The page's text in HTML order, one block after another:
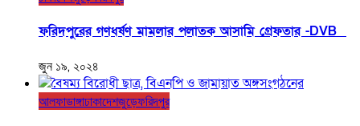
ফরিদপুরের গণধর্ষণ মামলার পলাতক আসামি গ্রেফতার -DVB
জুন ১৯, ২০২৪
আলফাডাঙ্গাঢাকাদেশজুড়েফরিদপুর